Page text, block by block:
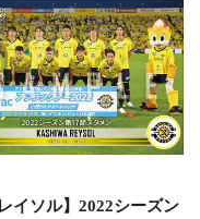
レイソル】2022シーズン